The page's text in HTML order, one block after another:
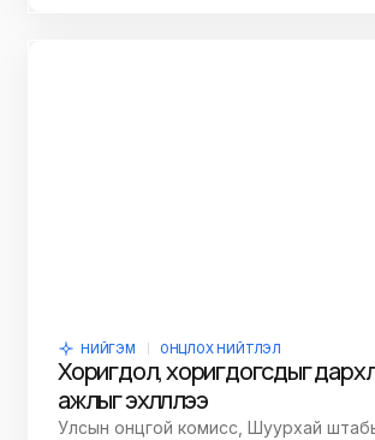
НИЙГЭМ ОНЦЛОХ НИЙТЛЭЛ
Хоригдол, хоригдогсдыг
ажлыг эхлүүллээ
Улсын онцгой комисс, Шуурхай